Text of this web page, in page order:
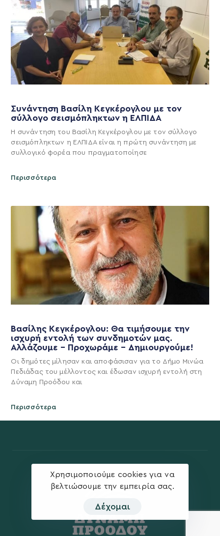
Συνάντηση Βασίλη Κεγκέρογλου με τον
σύλλογο σεισμόπληκτων η ΕΛΠΙΔΑ
Η συνάντηση του Βασίλη Κεγκέρογλου με τον σύλλογο
σεισμόπληκτων η ΕΛΠΙΔΑ είναι η πρώτη συνάντηση με
συλλογικό φορέα που πραγματοποίησε
Περισσότερα
Βασίλης Κεγκέρογλου: Θα τιμήσουμε την
ισχυρή εντολή των συνδημοτών μας.
Αλλάζουμε – Προχωράμε – Δημιουργούμε!
Οι δημότες μίλησαν και αποφάσισαν για το Δήμο Μινώα
Πεδιάδας του μέλλοντος και έδωσαν ισχυρή εντολή στη
Δύναμη Προόδου και
Περισσότερα
Χρησιμοποιούμε cookies για να
βελτιώσουμε την εμπειρία σας.
Δέχομαι